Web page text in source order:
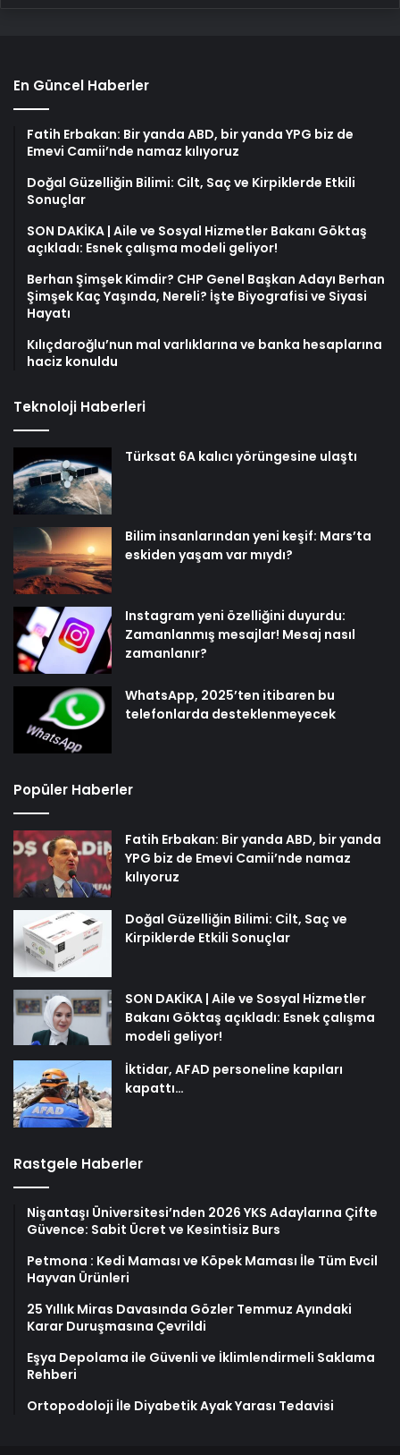
En Güncel Haberler
Fatih Erbakan: Bir yanda ABD, bir yanda YPG biz de
Emevi Camii’nde namaz kılıyoruz
Doğal Güzelliğin Bilimi: Cilt, Saç ve Kirpiklerde Etkili
Sonuçlar
SON DAKİKA | Aile ve Sosyal Hizmetler Bakanı Göktaş
açıkladı: Esnek çalışma modeli geliyor!
Berhan Şimşek Kimdir? CHP Genel Başkan Adayı Berhan
Şimşek Kaç Yaşında, Nereli? İşte Biyografisi ve Siyasi
Hayatı
Kılıçdaroğlu’nun mal varlıklarına ve banka hesaplarına
haciz konuldu
Teknoloji Haberleri
Türksat 6A kalıcı yörüngesine ulaştı
Bilim insanlarından yeni keşif: Mars’ta
eskiden yaşam var mıydı?
Instagram yeni özelliğini duyurdu:
Zamanlanmış mesajlar! Mesaj nasıl
zamanlanır?
WhatsApp, 2025’ten itibaren bu
telefonlarda desteklenmeyecek
Popüler Haberler
Fatih Erbakan: Bir yanda ABD, bir yanda
YPG biz de Emevi Camii’nde namaz
kılıyoruz
Doğal Güzelliğin Bilimi: Cilt, Saç ve
Kirpiklerde Etkili Sonuçlar
SON DAKİKA | Aile ve Sosyal Hizmetler
Bakanı Göktaş açıkladı: Esnek çalışma
modeli geliyor!
İktidar, AFAD personeline kapıları
kapattı…
Rastgele Haberler
Nişantaşı Üniversitesi’nden 2026 YKS Adaylarına Çifte
Güvence: Sabit Ücret ve Kesintisiz Burs
Petmona : Kedi Maması ve Köpek Maması İle Tüm Evcil
Hayvan Ürünleri
25 Yıllık Miras Davasında Gözler Temmuz Ayındaki
Karar Duruşmasına Çevrildi
Eşya Depolama ile Güvenli ve İklimlendirmeli Saklama
Rehberi
Ortopodoloji İle Diyabetik Ayak Yarası Tedavisi